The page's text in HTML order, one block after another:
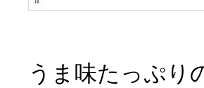
うま味たっぷり